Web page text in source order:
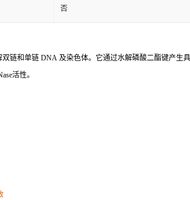
否
链和单链 DNA 及染色体。它通过水解磷酸二酯键产生
活性。